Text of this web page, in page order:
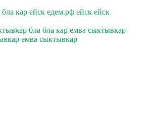
бла кар ейск едем.рф ейск ейск
бла бла кар емва сыктывкар
емва сыктывкар